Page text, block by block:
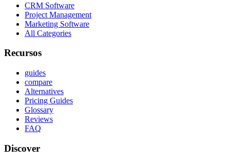
CRM Software
Project Management
Marketing Software
All Categories
Recursos
guides
compare
Alternatives
Pricing Guides
Glossary
Reviews
FAQ
Discover